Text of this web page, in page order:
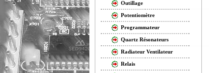
Outillage
Potentiomètre
Programmateur
Quartz Résonateurs
Radiateur Ventilateur
Relais